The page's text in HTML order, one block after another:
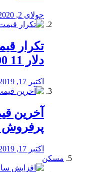
جولای 2, 2020
تکرار
دلار 11 400
اکتبر 17, 2019
آخرین
پرفروش
اکتبر 17, 2019
مسکن